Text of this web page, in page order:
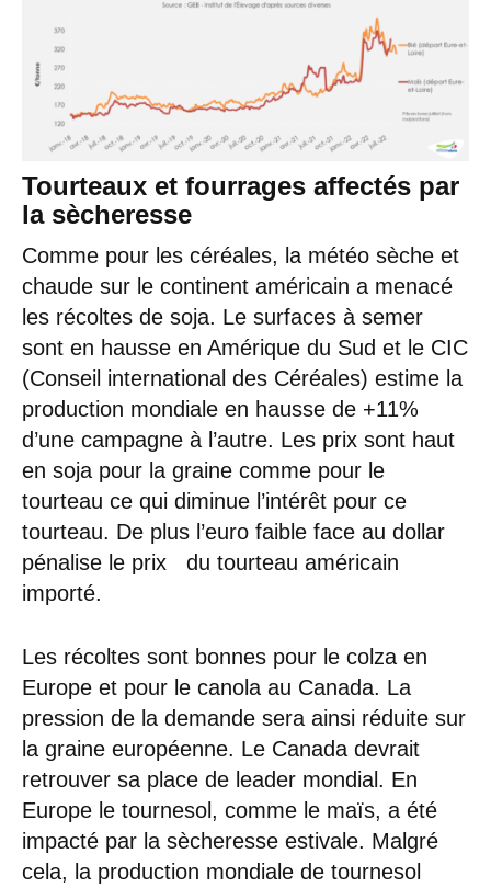
Tourteaux et fourrages affectés par
la sècheresse
Comme pour les céréales, la météo sèche et
chaude sur le continent américain a menacé
les récoltes de soja. Le surfaces à semer
sont en hausse en Amérique du Sud et le CIC
(Conseil international des Céréales) estime la
production mondiale en hausse de +11%
d’une campagne à l’autre. Les prix sont haut
en soja pour la graine comme pour le
tourteau ce qui diminue l’intérêt pour ce
tourteau. De plus l’euro faible face au dollar
pénalise le prix du tourteau américain
importé.
Les récoltes sont bonnes pour le colza en
Europe et pour le canola au Canada. La
pression de la demande sera ainsi réduite sur
la graine européenne. Le Canada devrait
retrouver sa place de leader mondial. En
Europe le tournesol, comme le maïs, a été
impacté par la sècheresse estivale. Malgré
cela, la production mondiale de tournesol